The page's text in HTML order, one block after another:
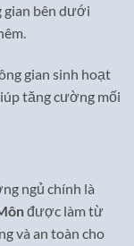
gian bên dưới
gian sinh hoạt
tăng cường mối
ngủ chính là
được làm từ
và an toàn cho